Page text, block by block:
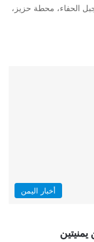
الحفاء، محطة حزيز،
أخبار اليمن